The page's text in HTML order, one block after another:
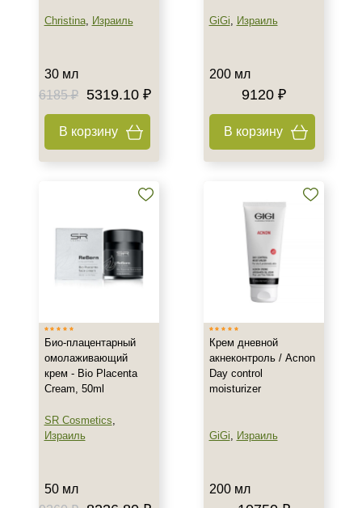
Christina, Израиль
30 мл
6185 ₽ 5319.10 ₽
В корзину
GiGi, Израиль
200 мл
9120 ₽
В корзину
Био-плацентарный
омолаживающий
крем - Bio Placenta
Cream, 50ml
SR Cosmetics,
Израиль
50 мл
Крем дневной
акнеконтроль / Acnon
Day control
moisturizer
GiGi, Израиль
200 мл